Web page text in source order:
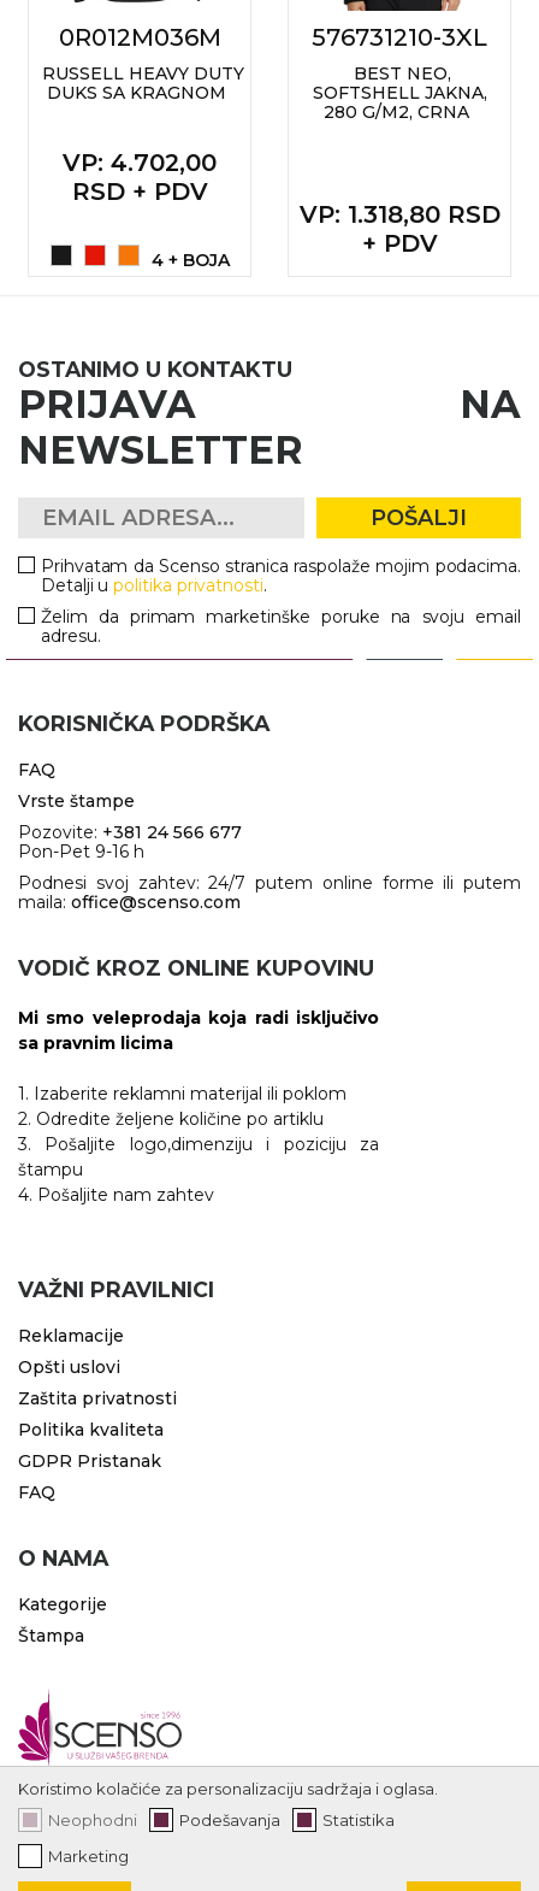
0R012M036M
RUSSELL HEAVY DUTY
DUKS SA KRAGNOM
VP: 4.702,00
RSD + PDV
4 + BOJA
576731210-3XL
BEST NEO,
SOFTSHELL JAKNA,
280 G/M2, CRNA
VP: 1.318,80 RSD
+ PDV
OSTANIMO U KONTAKTU
PRIJAVA NA
NEWSLETTER
POŠALJI
Prihvatam da Scenso stranica raspolaže mojim podacima.
Detalji upolitika privatnosti.
Želim da primam marketinške poruke na svoju email
adresu.
KORISNIČKA PODRŠKA
FAQ
Vrste štampe
Pozovite: +381 24 566 677
Pon-Pet 9-16 h
Podnesi svoj zahtev: 24/7 putem online forme ili putem
maila: office@scenso.com
VODIČ KROZ ONLINE KUPOVINU
Mi smo veleprodaja koja radi isključivo
sa pravnim licima
1. Izaberite reklamni materijal ili poklom
2. Odredite željene količine po artiklu
3. Pošaljite logo,dimenziju i poziciju za
štampu
4. Pošaljite nam zahtev
VAŽNI PRAVILNICI
Reklamacije
Opšti uslovi
Zaštita privatnosti
Politika kvaliteta
GDPR Pristanak
FAQ
O NAMA
Kategorije
Štampa
Koristimo kolačiće za personalizaciju sadržaja i oglasa.
Neophodni
Podešavanja
Statistika
Marketing